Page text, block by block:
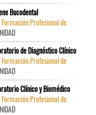
Bucodental
Profesional de
de Diagnóstico Clínico
Profesional de
Clínico y Biomédico
Profesional de